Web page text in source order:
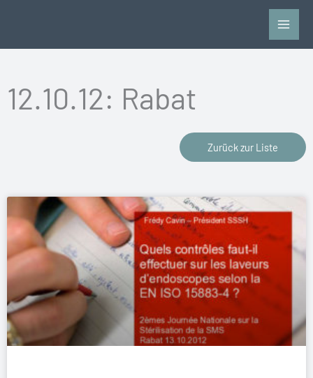
12.10.12: Rabat
Zurück zur Liste